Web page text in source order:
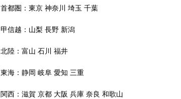
首都圏： 東京 神奈川 埼玉 千葉
甲信越： 山梨 長野 新潟
北陸： 富山 石川 福井
東海： 静岡 岐阜 愛知 三重
関西： 滋賀 京都 大阪 兵庫 奈良 和歌山